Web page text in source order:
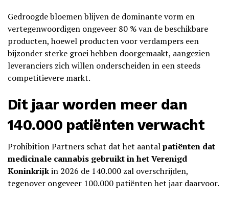
Gedroogde bloemen blijven de dominante vorm en
vertegenwoordigen ongeveer 80 % van de beschikbare
producten, hoewel producten voor verdampers een
bijzonder sterke groei hebben doorgemaakt, aangezien
leveranciers zich willen onderscheiden in een steeds
competitievere markt.
Dit jaar worden meer dan
140.000 patiënten verwacht
Prohibition Partners schat dat het aantalpatiënten dat
medicinale cannabis gebruikt in het Verenigd
Koninkrijkin 2026 de 140.000 zal overschrijden,
tegenover ongeveer 100.000 patiënten het jaar daarvoor.